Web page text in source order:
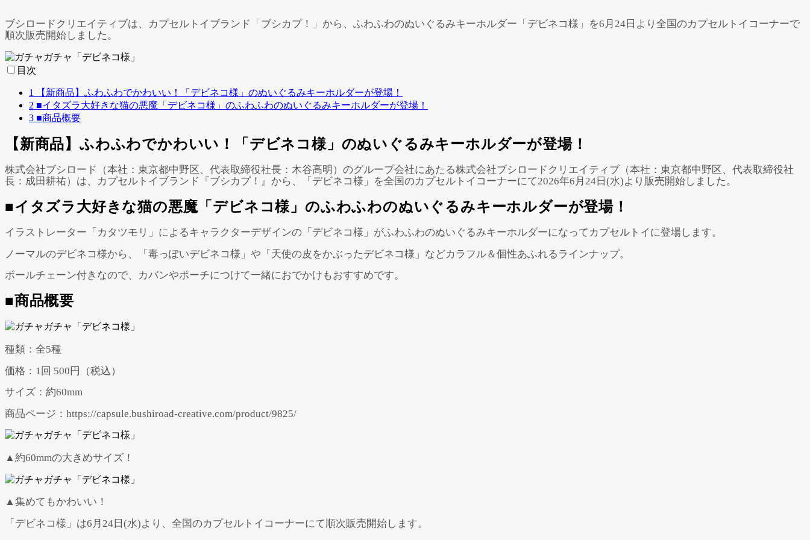
ブシロードクリエイティブは、カプセルトイブランド「ブシカプ！」から、ふわふわのぬいぐるみキーホルダー「デビネコ様」を6月24日より全国のカプセルトイコーナーで
順次販売開始しました。
目次
1
【新商品】ふわふわでかわいい！「デビネコ様」のぬいぐるみキーホルダーが登場！
2 ■イタズラ大好きな猫の悪魔「デビネコ様」のふわふわのぬいぐるみキーホルダーが登場！
3 ■商品概要
【新商品】ふわふわでかわいい！「デビネコ様」のぬいぐるみキーホルダーが登場！
株式会社ブシロード（本社：東京都中野区、代表取締役社長：木谷高明）のグループ会社にあたる株式会社ブシロードクリエイティブ（本社：東京都中野区、代表取締役社
⻑：成⽥耕祐）は、カプセルトイブランド『ブシカプ！』から、「デビネコ様」を全国のカプセルトイコーナーにて2026年6月24日(水)より販売開始しました。
■イタズラ大好きな猫の悪魔「デビネコ様」のふわふわのぬいぐるみキーホルダーが登場！
イラストレーター「カタツモリ」によるキャラクターデザインの「デビネコ様」がふわふわのぬいぐるみキーホルダーになってカプセルトイに登場します。
ノーマルのデビネコ様から、「毒っぽいデビネコ様」や「天使の皮をかぶったデビネコ様」などカラフル＆個性あふれるラインナップ。
ボールチェーン付きなので、カバンやポーチにつけて一緒におでかけもおすすめです。
■商品概要
種類：全5種
価格：1回 500円（税込）
サイズ：約60mm
商品ページ：https://capsule.bushiroad-creative.com/product/9825/
▲約60mmの大きめサイズ！
▲集めてもかわいい！
「デビネコ様」は6月24日(水)より、全国のカプセルトイコーナーにて順次販売開始します。